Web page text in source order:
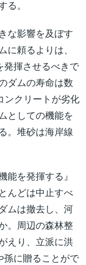
る。
な影響を及ぼす
に頼るよりは、
発揮させるべきで
ダムの寿命は数
ンクリートが劣化
としての機能を
。堆砂は海岸線
能を発揮する』
んどは中止すべ
ムは撤去し、河
。周辺の森林整
えり、立派に洪
孫に贈ることがで